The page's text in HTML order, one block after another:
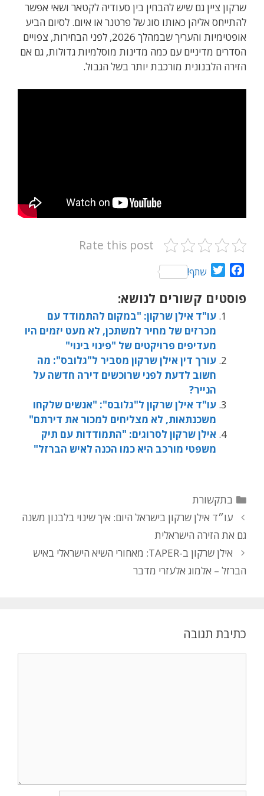
שרקון ציין גם שיש להבחין בין סעודיה לקטאר ושאי אפשר
להתייחס אליהן כאותו סוג של פרטנר או איום. לסיום הביע
אופטימיות והעריך שבמהלך 2026, לפני הבחירות, צפויים
הסדרים מדיניים עם כמה מדינות מוסלמיות גדולות, גם אם
הזירה הלבנונית מורכבת יותר בשל הגבול.
Rate this post
c
e
o
T
i
t
t
e
r
שתף!
פוסטים קשורים לנושא:
עו"ד אילן שרקון: "במקום להתמודד עם
מכרזים של מחיר למשתכן, לא מעט יזמים היו
מעדיפים פרויקטים של "פינוי בינוי"
עורך דין אילן שרקון מסביר ל"גלובס": מה
חשוב לדעת לפני שרוכשים דירה חדשה על
הנייר?
עו"ד אילן שרקון ל"גלובס": "אנשים שלקחו
משכנתאות, לא מצליחים למכור את דירתם"
אילן שרקון לסרוגים: "התמודדות עם תיק
משפטי מורכב היא כמו הכנה לאיש הברזל"
קטגוריות
בתקשורת
עו״ד אילן שרקון בישראל היום: איך שינוי בלבנון משנה
גם את הזירה הישראלית
אילן שרקון ב-TAPER: מאחורי השיא הישראלי באיש
הברזל – אלמוג אלעזרי מדבר
כתיבת תגובה